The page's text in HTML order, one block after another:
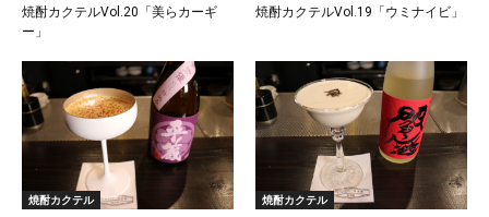
焼酎カクテルVol.20「美らカーギ
ー」
焼酎カクテルVol.19「ウミナイビ」
焼酎カクテル
焼酎カクテル